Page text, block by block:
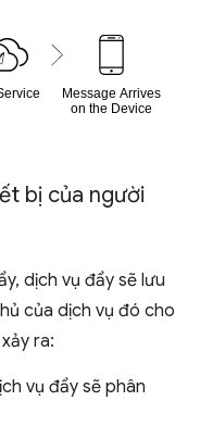
bị của người
dịch vụ đẩy sẽ lưu
của dịch vụ đó cho
ra:
vụ đẩy sẽ phân